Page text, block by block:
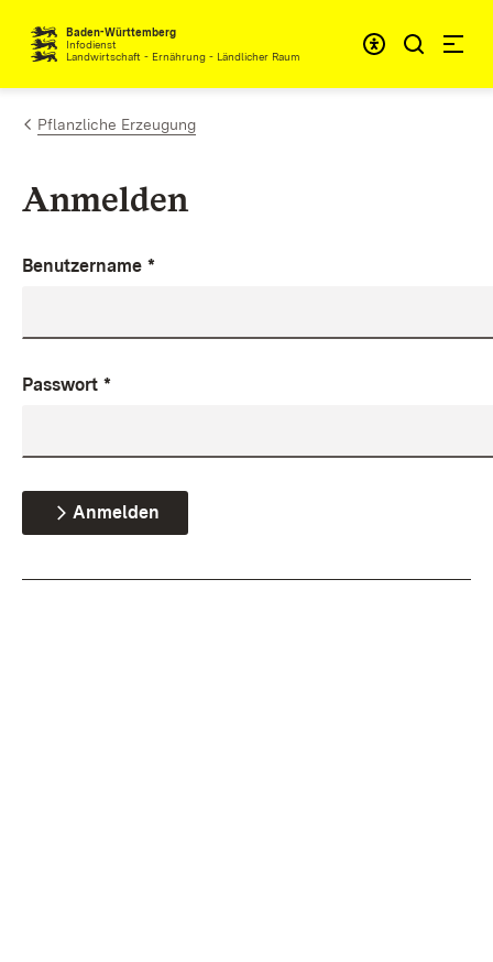
Zum Inhalt springen
Baden-Württemberg
Infodienst
Landwirtschaft - Ernährung - Ländlicher Raum
Pflanzliche Erzeugung
Anmelden
Benutzername *
Passwort *
Anmelden